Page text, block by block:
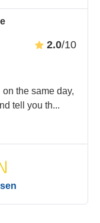
2.0/10
the same day,
tell you th...